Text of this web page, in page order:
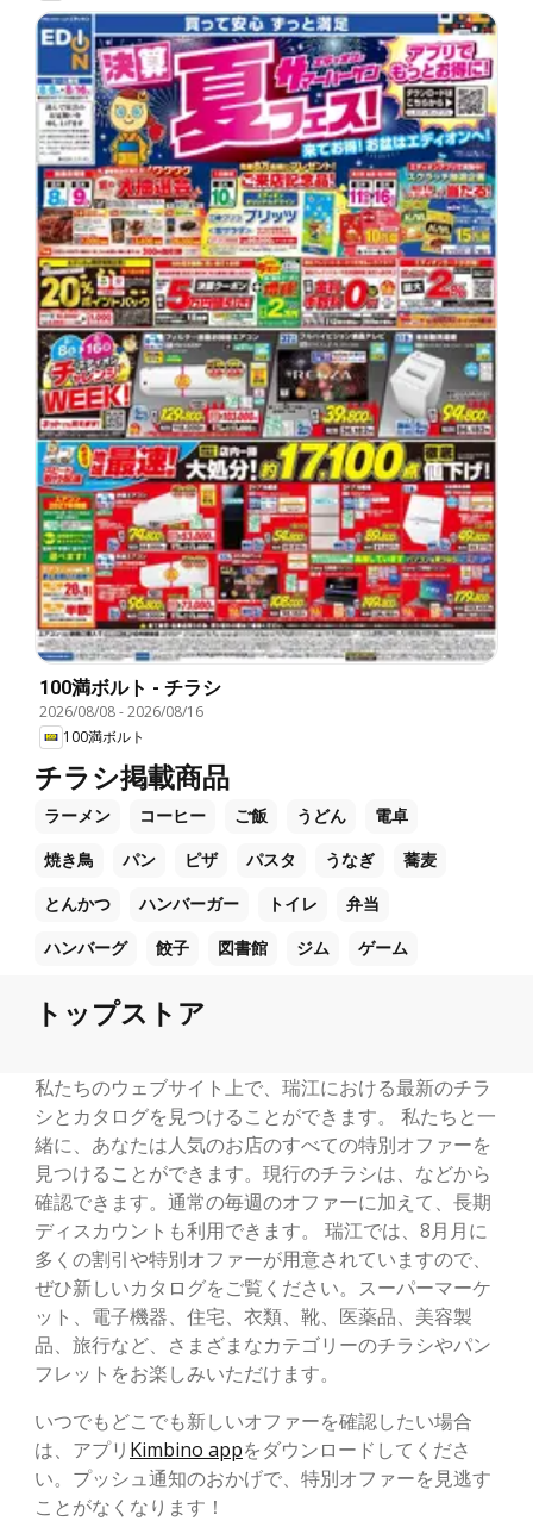
100満ボルト - チラシ
2026/08/08-2026/08/16
100満ボルト
チラシ掲載商品
ラーメン コーヒー ご飯 うどん 電卓
焼き鳥 パン ピザ パスタ うなぎ 蕎麦
とんかつ ハンバーガー トイレ 弁当
ハンバーグ 餃子 図書館 ジム ゲーム
トップストア
私たちのウェブサイト上で、瑞江における最新のチラ
シとカタログを見つけることができます。 私たちと一
緒に、あなたは人気のお店のすべての特別オファーを
見つけることができます。現行のチラシは、などから
確認できます。通常の毎週のオファーに加えて、長期
ディスカウントも利用できます。 瑞江では、8月月に
多くの割引や特別オファーが用意されていますので、
ぜひ新しいカタログをご覧ください。スーパーマーケ
ット、電子機器、住宅、衣類、靴、医薬品、美容製
品、旅行など、さまざまなカテゴリーのチラシやパン
フレットをお楽しみいただけます。
いつでもどこでも新しいオファーを確認したい場合
は、アプリ Kimbino appをダウンロードしてくださ
い。プッシュ通知のおかげで、特別オファーを見逃す
ことがなくなります！